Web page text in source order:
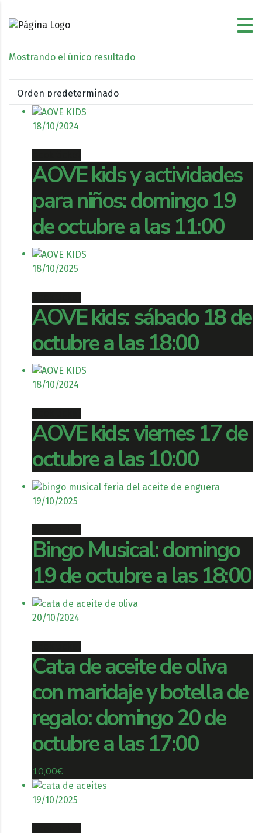
Mostrando el único resultado
18/10/2024
AOVE kids y actividades
para niños: domingo 19
de octubre a las 11:00
18/10/2025
AOVE kids: sábado 18 de
octubre a las 18:00
18/10/2024
AOVE kids: viernes 17 de
octubre a las 10:00
19/10/2025
Bingo Musical: domingo
19 de octubre a las 18:00
20/10/2024
Cata de aceite de oliva
con maridaje y botella de
regalo: domingo 20 de
octubre a las 17:00
10,00€
19/10/2025